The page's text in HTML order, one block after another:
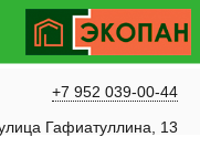
+7 952 039-00-44
Гафиатуллина, 13